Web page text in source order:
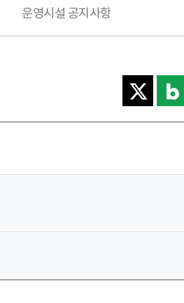
운영시설 공지사항